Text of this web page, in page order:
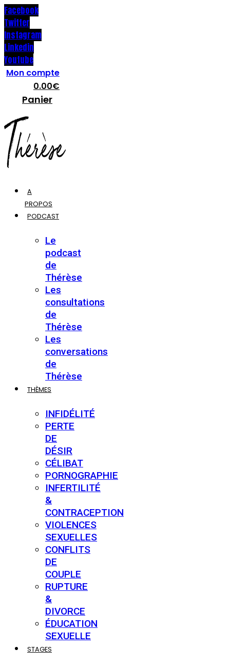
Facebook
Twitter
Instagram
Linkedin
Youtube
Mon compte
0.00€
Panier
A
PROPOS
PODCAST
Le
podcast
de
Thérèse
Les
consultations
de
Thérèse
Les
conversations
de
Thérèse
THÈMES
INFIDÉLITÉ
PERTE
DE
DÉSIR
CÉLIBAT
PORNOGRAPHIE
INFERTILITÉ
&
CONTRACEPTION
VIOLENCES
SEXUELLES
CONFLITS
DE
COUPLE
RUPTURE
&
DIVORCE
ÉDUCATION
SEXUELLE
STAGES